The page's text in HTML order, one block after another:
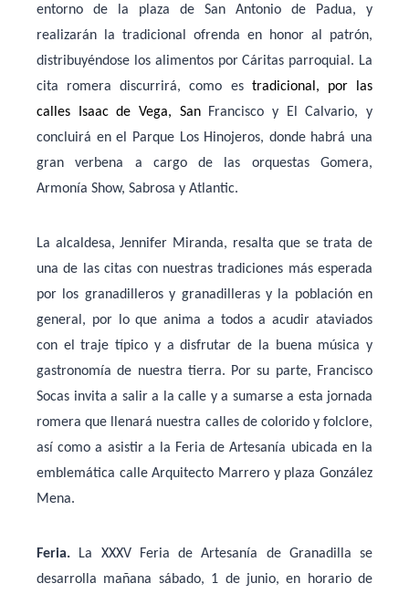
entorno de la plaza de San Antonio de Padua, y
realizarán la tradicional ofrenda en honor al patrón,
distribuyéndose los alimentos por Cáritas parroquial. La
cita romera discurrirá, como es tradicional, por las
calles Isaac de Vega, SanFrancisco y El Calvario, y
concluirá en el Parque Los Hinojeros, donde habrá una
gran verbena a cargo de las orquestas Gomera,
Armonía Show, Sabrosa y Atlantic.
La alcaldesa, Jennifer Miranda, resalta que se trata de
una de las citas con nuestras tradiciones más esperada
por los granadilleros y granadilleras y la población en
general, por lo que anima a todos a acudir ataviados
con el traje típico y a disfrutar de la buena música y
gastronomía de nuestra tierra. Por su parte, Francisco
Socas invita a salir a la calle y a sumarse a esta jornada
romera que llenará nuestra calles de colorido y folclore,
así como a asistir a la Feria de Artesanía ubicada en la
emblemática calle Arquitecto Marrero y plaza González
Mena.
Feria.
La XXXV Feria de Artesanía de Granadilla se
desarrolla mañana sábado, 1 de junio, en horario de